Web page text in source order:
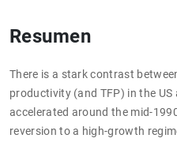
Resumen
There is a stark contrast
productivity (and TFP) in the US
accelerated around the mid-
reversion to a high-growth